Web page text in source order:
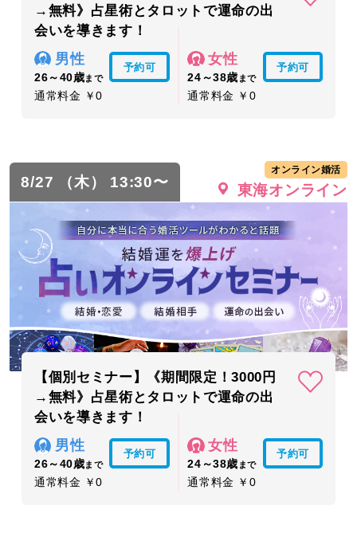
→無料》占星術とタロットで運命の出
会いを導きます！
男性
26～40歳まで
予約可
通常料金 ￥0
女性
24～38歳 まで
予約可
通常料金 ￥0
8/27 （木） 13:30〜
オンライン婚活
東海オンライン
【個別セミナー】《期間限定！3000円
→無料》占星術とタロットで運命の出
会いを導きます！
男性
26～40歳まで
予約可
通常料金 ￥0
女性
24～38歳 まで
予約可
通常料金 ￥0